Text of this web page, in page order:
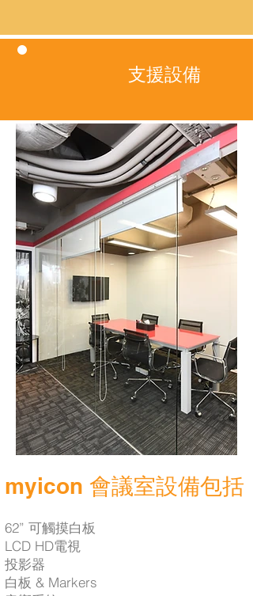
myicon 會議室設備包括
62” 可觸摸白板
LCD HD電視
投影器
白板 & Markers
支援設備